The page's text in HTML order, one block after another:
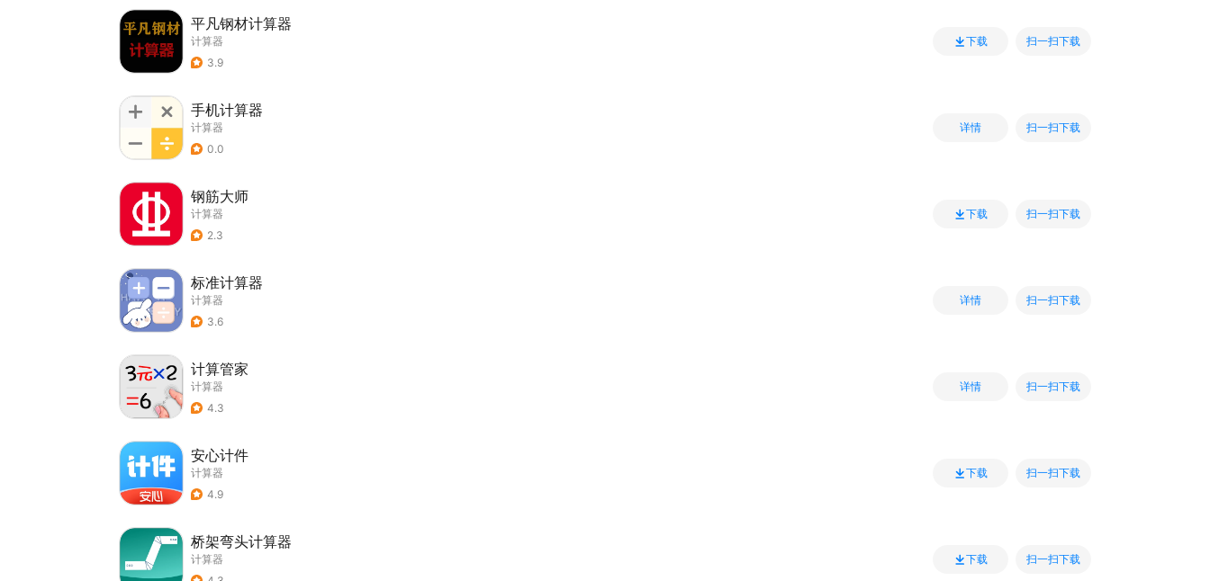
平凡钢材计算器
计算器
3.9
下载 扫一扫下载
手机计算器
计算器
0.0
详情 扫一扫下载
钢筋大师
计算器
2.3
下载 扫一扫下载
标准计算器
计算器
3.6
详情 扫一扫下载
计算管家
计算器
4.3
详情 扫一扫下载
安心计件
计算器
4.9
下载 扫一扫下载
桥架弯头计算器
计算器
下载 扫一扫下载